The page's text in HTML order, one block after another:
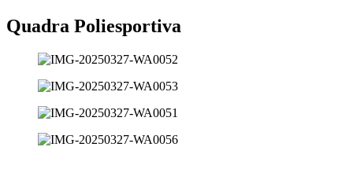
Quadra Poliesportiva